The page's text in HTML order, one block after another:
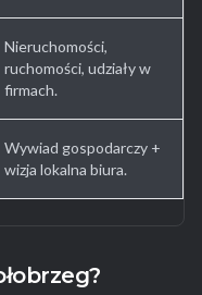
Nieruchomości,
ruchomości, udziały w
firmach.
Wywiad gospodarczy +
wizja lokalna biura.